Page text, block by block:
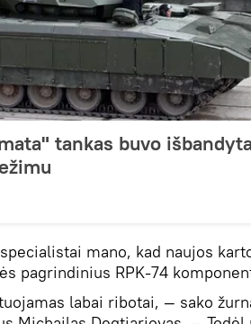
tankas buvo
mano, kad naujos
pagrindinius RPK-74
labai ribotai, — sako